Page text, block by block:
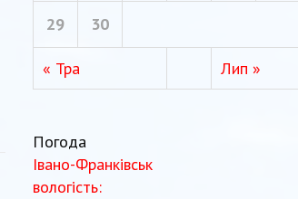
« Тра Лип »
29 30
Погода
Івано-Франківськ
вологість: